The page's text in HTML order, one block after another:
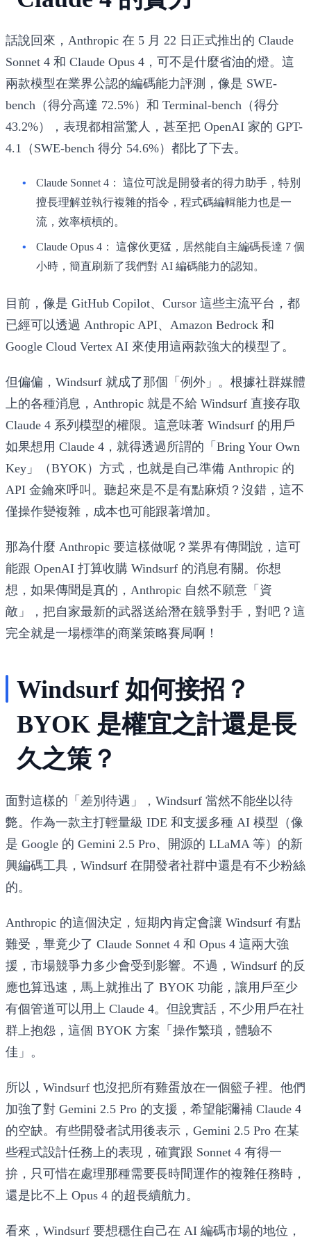
話說回來，Anthropic 在 5 月 22 日正式推出的 Claude
Sonnet 4 和 Claude Opus 4，可不是什麼省油的燈。這
兩款模型在業界公認的編碼能力評測，像是 SWE-
bench（得分高達 72.5%）和 Terminal-bench（得分
43.2%），表現都相當驚人，甚至把 OpenAI 家的 GPT-
4.1（SWE-bench 得分 54.6%）都比了下去。
Claude Sonnet 4：
這位可說是開發者的得力助手，特別
擅長理解並執行複雜的指令，程式碼編輯能力也是一
流，效率槓槓的。
Claude Opus 4：
這傢伙更猛，居然能自主編碼長達 7 個
小時，簡直刷新了我們對 AI 編碼能力的認知。
目前，像是 GitHub Copilot、Cursor 這些主流平台，都
已經可以透過 Anthropic API、Amazon Bedrock 和
Google Cloud Vertex AI 來使用這兩款強大的模型了。
但偏偏，Windsurf 就成了那個「例外」。根據社群媒體
上的各種消息，Anthropic 就是不給 Windsurf 直接存取
Claude 4 系列模型的權限。這意味著 Windsurf 的用戶
如果想用 Claude 4，就得透過所謂的「Bring Your Own
Key」（BYOK）方式，也就是自己準備 Anthropic 的
API 金鑰來呼叫。聽起來是不是有點麻煩？沒錯，這不
僅操作變複雜，成本也可能跟著增加。
那為什麼 Anthropic 要這樣做呢？業界有傳聞說，這可
能跟 OpenAI 打算收購 Windsurf 的消息有關。你想
想，如果傳聞是真的，Anthropic 自然不願意「資
敵」，把自家最新的武器送給潛在競爭對手，對吧？這
完全就是一場標準的商業策略賽局啊！
Windsurf 如何接招？
BYOK 是權宜之計還是長
久之策？
面對這樣的「差別待遇」，Windsurf 當然不能坐以待
斃。作為一款主打輕量級 IDE 和支援多種 AI 模型（像
是 Google 的 Gemini 2.5 Pro、開源的 LLaMA 等）的新
興編碼工具，Windsurf 在開發者社群中還是有不少粉絲
的。
Anthropic 的這個決定，短期內肯定會讓 Windsurf 有點
難受，畢竟少了 Claude Sonnet 4 和 Opus 4 這兩大強
援，市場競爭力多少會受到影響。不過，Windsurf 的反
應也算迅速，馬上就推出了 BYOK 功能，讓用戶至少
有個管道可以用上 Claude 4。但說實話，不少用戶在社
群上抱怨，這個 BYOK 方案「操作繁瑣，體驗不
佳」。
所以，Windsurf 也沒把所有雞蛋放在一個籃子裡。他們
加強了對 Gemini 2.5 Pro 的支援，希望能彌補 Claude 4
的空缺。有些開發者試用後表示，Gemini 2.5 Pro 在某
些程式設計任務上的表現，確實跟 Sonnet 4 有得一
拚，只可惜在處理那種需要長時間運作的複雜任務時，
還是比不上 Opus 4 的超長續航力。
看來，Windsurf 要想穩住自己在 AI 編碼市場的地位，